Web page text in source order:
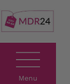
Menu